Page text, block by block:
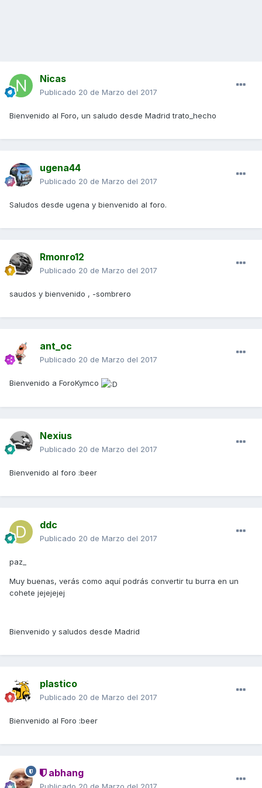
Nicas
Publicado 20 de Marzo del 2017
Bienvenido al Foro, un saludo desde Madrid trato_hecho
ugena44
Publicado 20 de Marzo del 2017
Saludos desde ugena y bienvenido al foro.
Rmonro12
Publicado 20 de Marzo del 2017
saudos y bienvenido , -sombrero
ant_oc
Publicado 20 de Marzo del 2017
Bienvenido a ForoKymco
Nexius
Publicado 20 de Marzo del 2017
Bienvenido al foro :beer
ddc
Publicado 20 de Marzo del 2017
paz_
Muy buenas, verás como aquí podrás convertir tu burra en un
cohete jejejejej
Bienvenido y saludos desde Madrid
plastico
Publicado 20 de Marzo del 2017
Bienvenido al Foro :beer
abhang